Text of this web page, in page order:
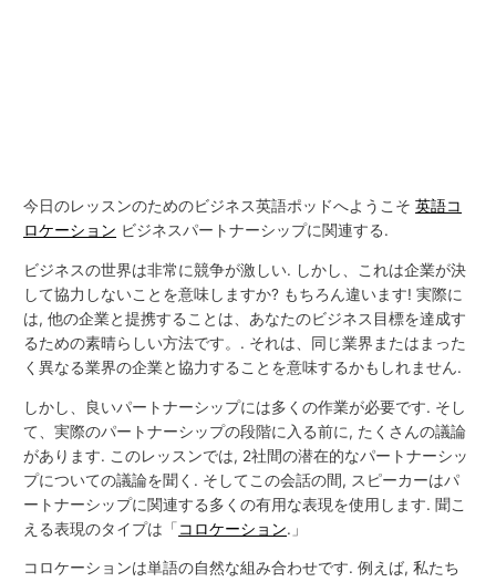
今日のレッスンのためのビジネス英語ポッドへようこそ英語コ
ロケーション ビジネスパートナーシップに関連する.
ビジネスの世界は非常に競争が激しい. しかし、これは企業が決
して協力しないことを意味しますか? もちろん違います! 実際に
は, 他の企業と提携することは、あなたのビジネス目標を達成す
るための素晴らしい方法です。. それは、同じ業界またはまった
く異なる業界の企業と協力することを意味するかもしれません.
しかし、良いパートナーシップには多くの作業が必要です. そし
て、実際のパートナーシップの段階に入る前に, たくさんの議論
があります. このレッスンでは, 2社間の潜在的なパートナーシッ
プについての議論を聞く. そしてこの会話の間, スピーカーはパ
ートナーシップに関連する多くの有用な表現を使用します. 聞こ
える表現のタイプは「 コロケーション.」
コロケーションは単語の自然な組み合わせです. 例えば, 私たち